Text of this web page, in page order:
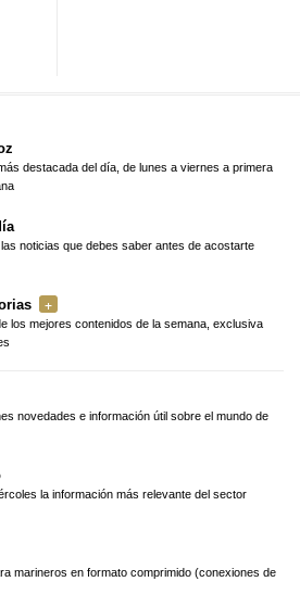
destacada del día, de lunes a viernes a primera
noticias que debes saber antes de acostarte
los mejores contenidos de la semana, exclusiva
novedades e información útil sobre el mundo de
la información más relevante del sector
marineros en formato comprimido (conexiones de